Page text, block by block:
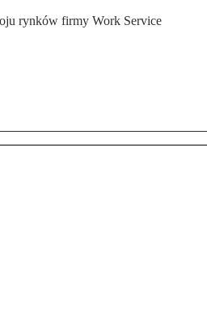
rynków firmy Work Service